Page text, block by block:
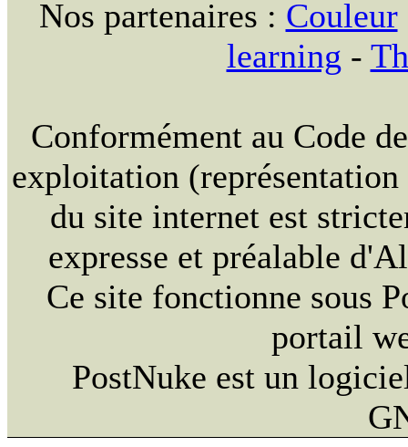
Nos partenaires : Couleur
learning -
Conformément au Code
exploitation
du site internet est
expresse et préalable
Ce site fonctionne sous
portail
PostNuke est un